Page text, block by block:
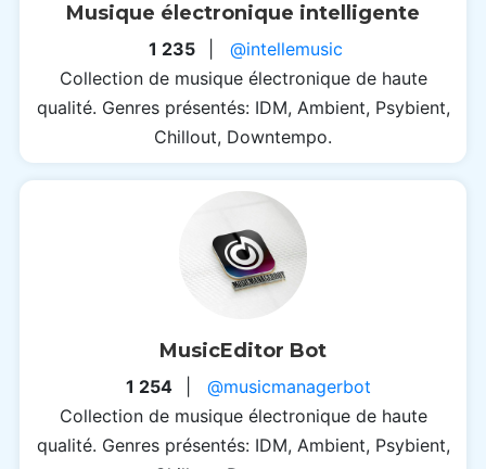
Musique électronique intelligente
1 235
@intellemusic
Collection de musique électronique de haute
qualité. Genres présentés: IDM, Ambient, Psybient,
Chillout, Downtempo.
MusicEditor Bot
1 254
@musicmanagerbot
Collection de musique électronique de haute
qualité. Genres présentés: IDM, Ambient, Psybient,